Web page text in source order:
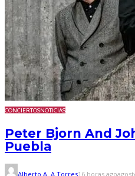
CONCIERTOSNOTICIAS
Peter Bjorn And
Puebla
Alberto A. A.Torres16 horas ago